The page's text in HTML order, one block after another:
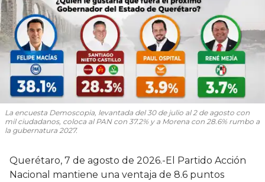
La encuesta Demoscopia, levantada del 30 de julio al 2 de agosto con
mil ciudadanos, coloca al PAN con 37.2% y a Morena con 28.6% rumbo a
la gubernatura 2027.
Querétaro, 7 de agosto de 2026.-El Partido Acción
Nacional mantiene una ventaja de 8.6 puntos